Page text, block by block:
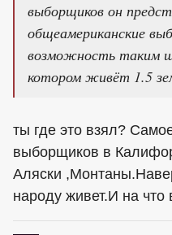
выборщиков он
общеамериканские
возможность таким
котором живёт 1.5
ты где это взял?
выборщиков в
Аляски
народу живет.И на что